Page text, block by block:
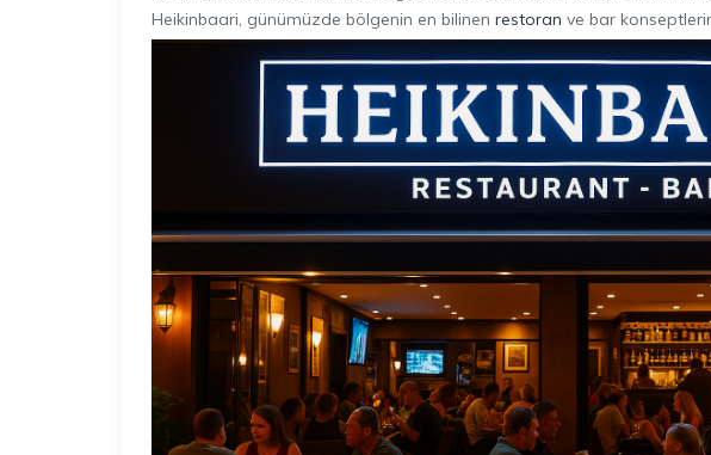
Heikinbaari, günümüzde bölgenin en bilinen restoran ve bar